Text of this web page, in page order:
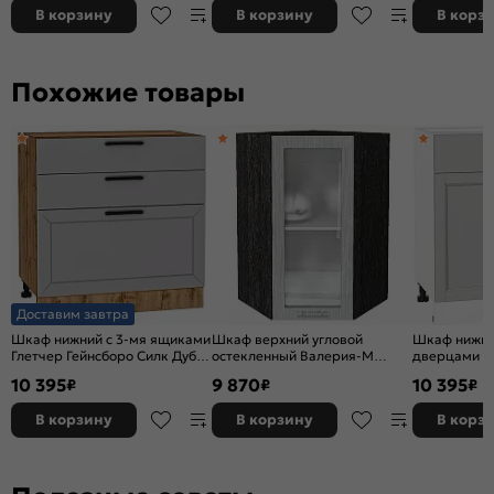
В корзину В корзину В
Похожие товары
Доставим завтра
Шкаф нижний с 3-мя ящиками
Глетчер Гейнсборо Силк Дуб
10 395₽
В корзину
Шкаф верхний угловой
остекленный Валерия-М
светлый Graphite
9 870₽
В корзину
Шкаф
дверцами
10 395₽
В